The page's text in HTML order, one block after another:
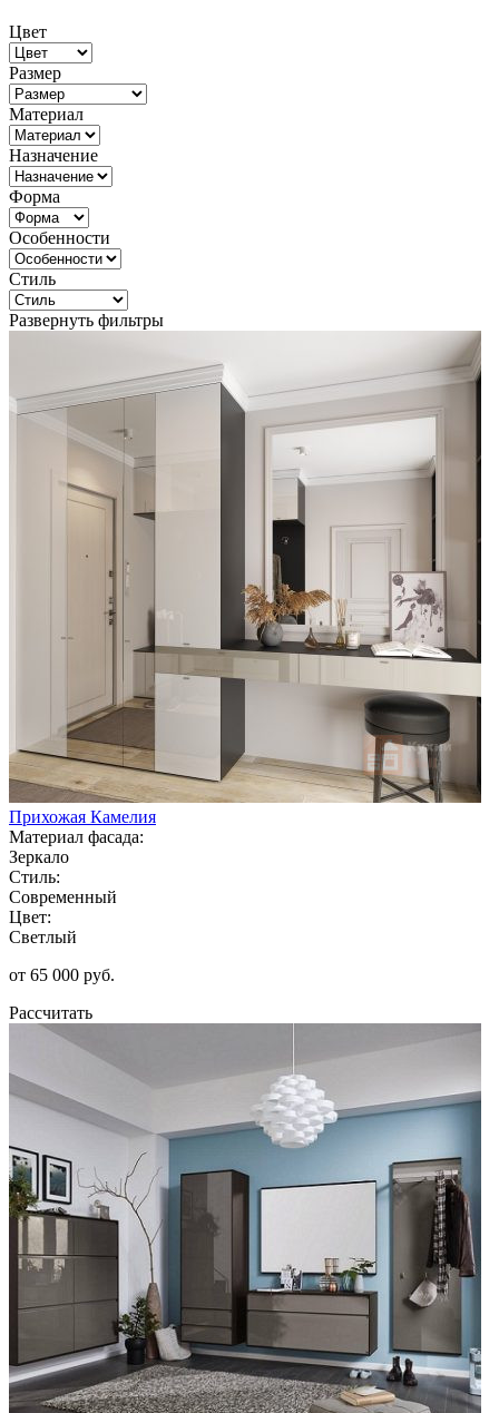
Цвет
Размер
Материал
Назначение
Форма
Особенности
Стиль
Развернуть фильтры
Прихожая Камелия
Материал фасада:
Зеркало
Стиль:
Современный
Цвет:
Светлый
от 65 000 руб.
Рассчитать